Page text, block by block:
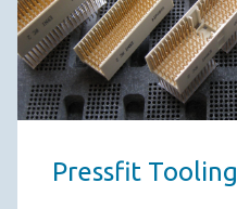
Pressfit Tooling